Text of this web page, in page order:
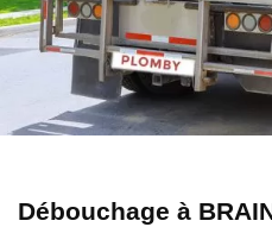
Débouchage à